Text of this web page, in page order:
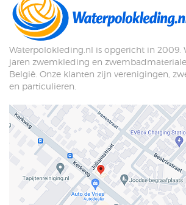
Waterpolokleding.nl is opgericht in 2009.
jaren zwemkleding en
België. Onze klanten zijn verenigingen,
en particulieren.